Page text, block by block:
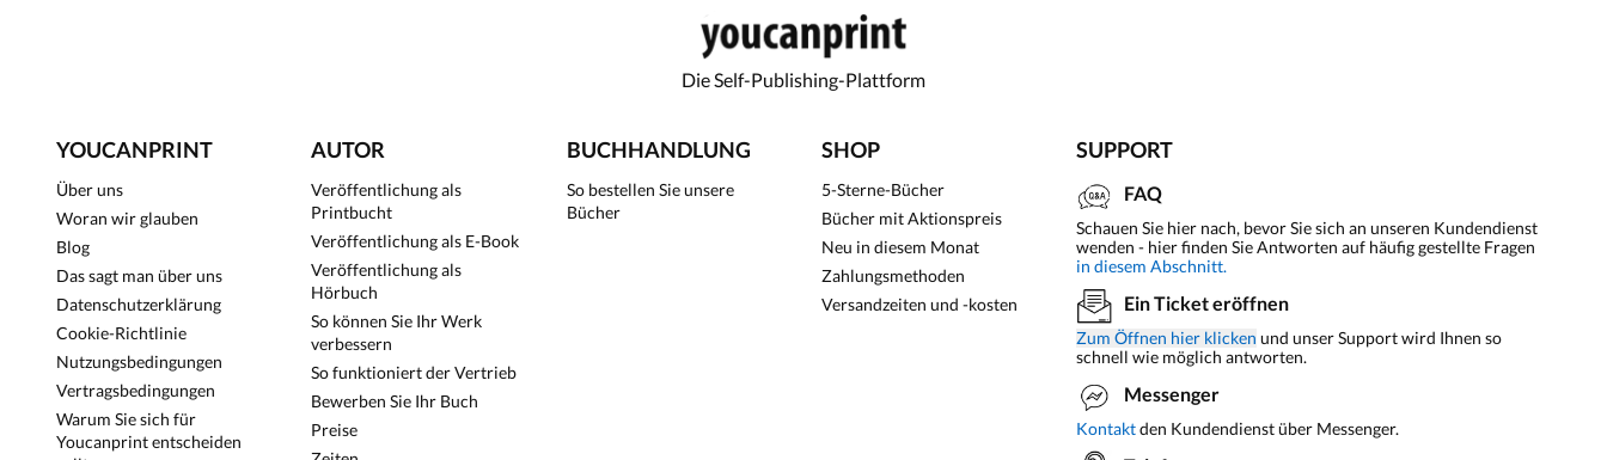
Die Self-Publishing-Plattform
YOUCANPRINT
Über uns
Woran wir glauben
Blog
Das sagt man über uns
Datenschutzerklärung
Cookie-Richtlinie
Nutzungsbedingungen
Vertragsbedingungen
Warum Sie sich für
Youcanprint entscheiden
AUTOR
Veröffentlichung als
Printbucht
Veröffentlichung als E-Book
Veröffentlichung als
Hörbuch
So können Sie Ihr Werk
verbessern
So funktioniert der Vertrieb
Bewerben Sie Ihr Buch
Preise
BUCHHANDLUNG
So bestellen Sie unsere
Bücher
SHOP
5-Sterne-Bücher
Bücher mit Aktionspreis
Neu in diesem Monat
Zahlungsmethoden
Versandzeiten und -kosten
SUPPORT
FAQ
Schauen Sie hier nach, bevor Sie sich an unseren Kundendienst
wenden - hier finden Sie Antworten auf häufig gestellte Fragen
in diesem Abschnitt.
Ein Ticket eröffnen
Zum Öffnen hier klicken und unser Support wird Ihnen so
schnell wie möglich antworten.
Messenger
Kontaktden Kundendienst über Messenger.